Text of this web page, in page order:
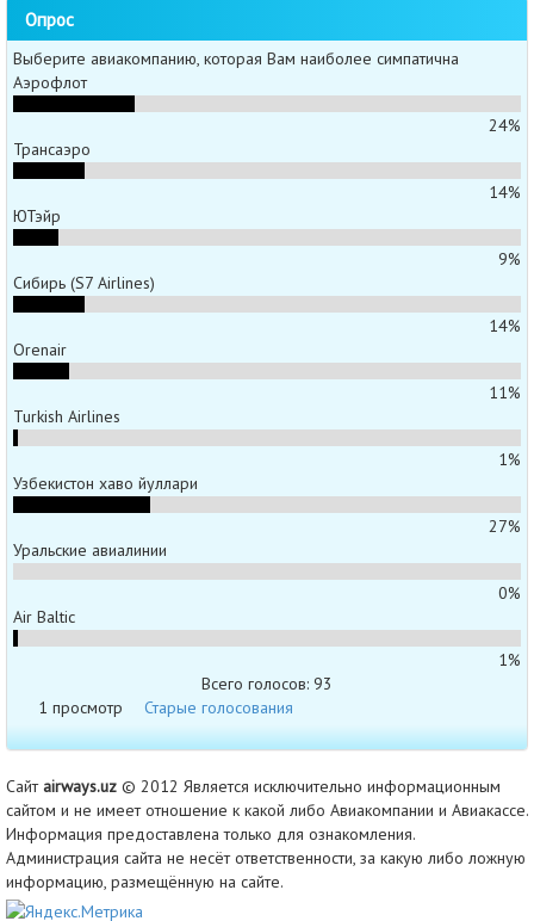
Опрос
Выберите авиакомпанию, которая Вам наиболее симпатична
Аэрофлот
24%
Трансаэро
14%
ЮТэйр
9%
Сибирь (S7 Airlines)
14%
Orenair
11%
Turkish Airlines
1%
Узбекистон хаво йуллари
27%
Уральские авиалинии
0%
Air Baltic
1%
Всего голосов: 93
1 просмотр
Старые голосования
Сайтairways.uz © 2012 Является исключительно информационным
сайтом и не имеет отношение к какой либо Авиакомпании и Авиакассе.
Информация предоставлена только для ознакомления.
Администрация сайта не несёт ответственности, за какую либо ложную
информацию, размещённую на сайте.